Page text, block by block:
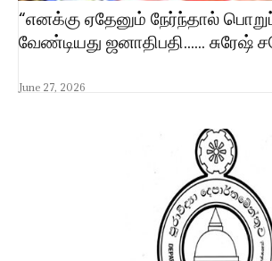
“எனக்கு ஏதேனும் நேர்ந்தால்
வேண்டியது ஜனாதிபதி…… சுரேஷ்
June 27, 2026